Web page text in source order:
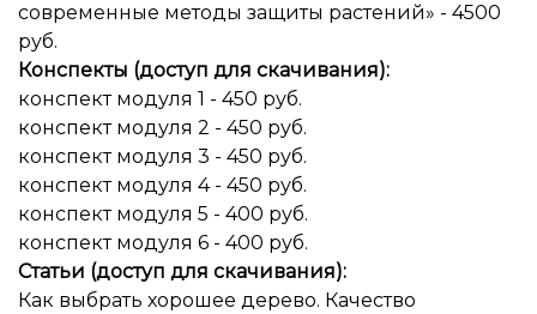
современные методы защиты растений» - 4500
руб.
Конспекты (доступ для скачивания):
конспект модуля 1 - 450 руб.
конспект модуля 2 - 450 руб.
конспект модуля 3 - 450 руб.
конспект модуля 4 - 450 руб.
конспект модуля 5 - 400 руб.
конспект модуля 6 - 400 руб.
Статьи (доступ для скачивания):
Как выбрать хорошее дерево. Качество